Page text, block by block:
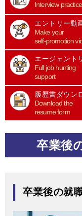
Interview practice
エントリー動
Make your
self-promotion
エージェント
Full job hunting
support
履歴書ダウン
Download the
resume form
卒業後
卒業後の就